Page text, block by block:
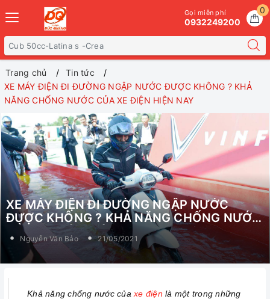
0
Gọi miễn phí
0932249200
Trang chủ
Tin tức
XE MÁY ĐIỆN ĐI ĐƯỜNG NGẬP NƯỚC ĐƯỢC KHÔNG ? KHẢ
NĂNG CHỐNG NƯỚC CỦA XE ĐIỆN HIỆN NAY
XE MÁY ĐIỆN ĐI ĐƯỜNG NGẬP NƯỚC
ĐƯỢC KHÔNG ? KHẢ NĂNG CHỐNG NƯỚC
CỦA XE ĐIỆN HIỆN NAY
Nguyễn Văn Bảo 21/05/2021
Khả năng chống nước của xe điện là một trong những